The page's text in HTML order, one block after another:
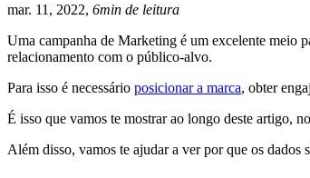
mar. 11, 2022, 6min de leitura
Uma campanha de Marketing é um excelente meio
relacionamento com o público-alvo.
Para isso é necessário posicionar a marca, obter
É isso que vamos te mostrar ao longo deste artigo,
Além disso, vamos te ajudar a ver por que os dados